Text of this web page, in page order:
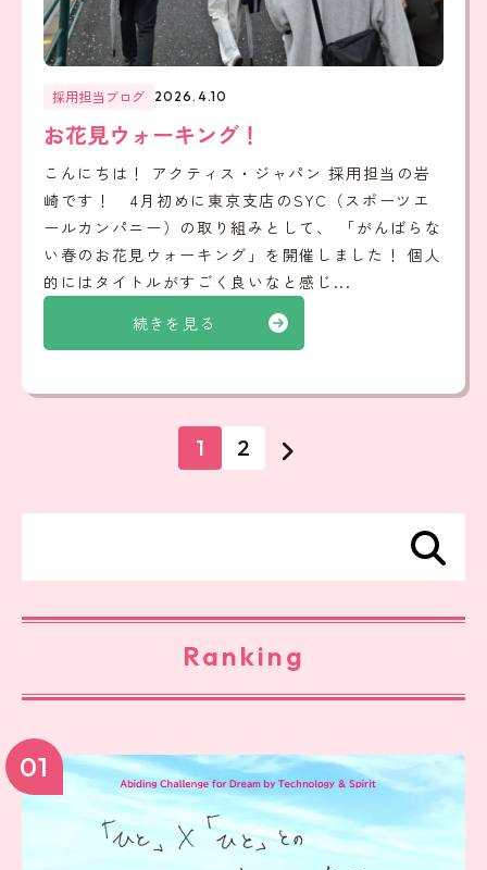
続きを見る
採用担当ブログ 2026.4.10
お花見ウォーキング！
こんにちは！ アクティス・ジャパン 採用担当の岩
崎です！ 4月初めに東京支店のSYC（スポーツエ
ールカンパニー）の取り組みとして、 「がんばらな
い春のお花見ウォーキング」を開催しました！ 個人
的にはタイトルがすごく良いなと感じ...
1 2
Ranking
01